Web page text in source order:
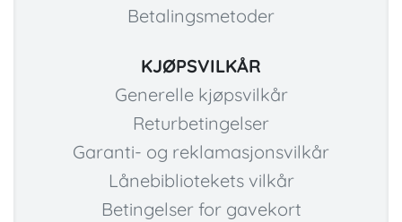
Betalingsmetoder
KJØPSVILKÅR
Generelle kjøpsvilkår
Returbetingelser
Garanti- og reklamasjonsvilkår
Lånebibliotekets vilkår
Betingelser for gavekort